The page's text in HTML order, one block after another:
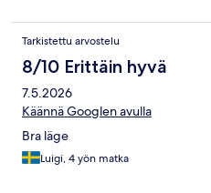
Tarkistettu arvostelu
8/10 Erittäin hyvä
7.5.2026
Käännä Googlen avulla
Bra läge
Luigi, 4 yön matka